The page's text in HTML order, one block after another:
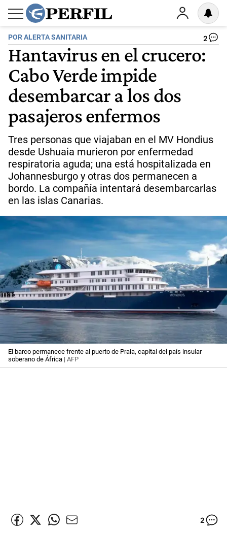
POR ALERTA SANITARIA 2
Hantavirus en el crucero:
Cabo Verde impide
desembarcar a los dos
pasajeros enfermos
Tres personas que viajaban en el MV Hondius
desde Ushuaia murieron por enfermedad
respiratoria aguda; una está hospitalizada en
Johannesburgo y otras dos permanecen a
bordo. La compañía intentará desembarcarlas
en las islas Canarias.
El barco permanece frente al puerto de Praia, capital del país insular
soberano de África | AFP
2